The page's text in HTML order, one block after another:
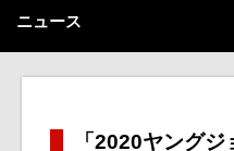
ニュース
「2020ヤング